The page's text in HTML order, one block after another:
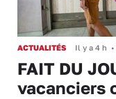
ACTUALITÉS Il y a 4 h •
FAIT DU
vacanciers